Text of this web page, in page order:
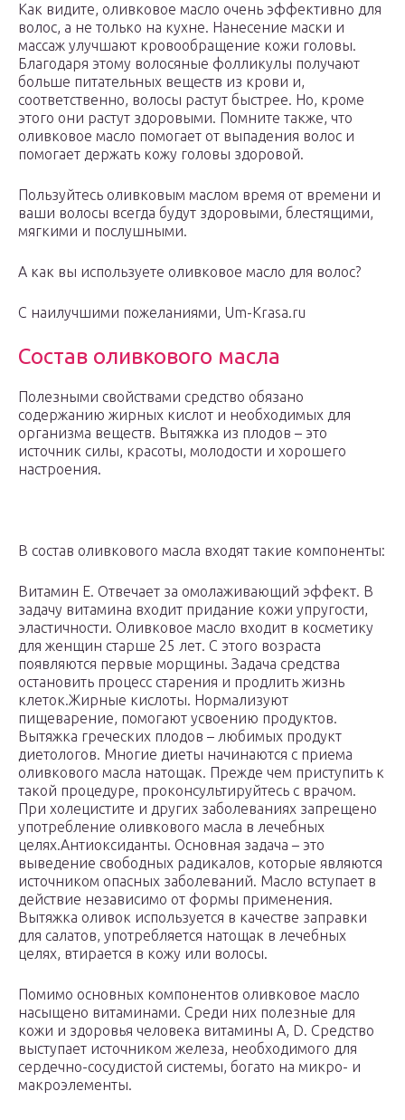
Как видите, оливковое масло очень эффективно для
волос, а не только на кухне. Нанесение маски и
массаж улучшают кровообращение кожи головы.
Благодаря этому волосяные фолликулы получают
больше питательных веществ из крови и,
соответственно, волосы растут быстрее. Но, кроме
этого они растут здоровыми. Помните также, что
оливковое масло помогает от выпадения волос и
помогает держать кожу головы здоровой.
Пользуйтесь оливковым маслом время от времени и
ваши волосы всегда будут здоровыми, блестящими,
мягкими и послушными.
А как вы используете оливковое масло для волос?
С наилучшими пожеланиями, Um-Krasa.ru
Состав оливкового масла
Полезными свойствами средство обязано
содержанию жирных кислот и необходимых для
организма веществ. Вытяжка из плодов – это
источник силы, красоты, молодости и хорошего
настроения.
В состав оливкового масла входят такие компоненты:
Витамин Е. Отвечает за омолаживающий эффект. В
задачу витамина входит придание кожи упругости,
эластичности. Оливковое масло входит в косметику
для женщин старше 25 лет. С этого возраста
появляются первые морщины. Задача средства
остановить процесс старения и продлить жизнь
клеток.Жирные кислоты. Нормализуют
пищеварение, помогают усвоению продуктов.
Вытяжка греческих плодов – любимых продукт
диетологов. Многие диеты начинаются с приема
оливкового масла натощак. Прежде чем приступить к
такой процедуре, проконсультируйтесь с врачом.
При холецистите и других заболеваниях запрещено
употребление оливкового масла в лечебных
целях.Антиоксиданты. Основная задача – это
выведение свободных радикалов, которые являются
источником опасных заболеваний. Масло вступает в
действие независимо от формы применения.
Вытяжка оливок используется в качестве заправки
для салатов, употребляется натощак в лечебных
целях, втирается в кожу или волосы.
Помимо основных компонентов оливковое масло
насыщено витаминами. Среди них полезные для
кожи и здоровья человека витамины А, D. Средство
выступает источником железа, необходимого для
сердечно-сосудистой системы, богато на микро- и
макроэлементы.